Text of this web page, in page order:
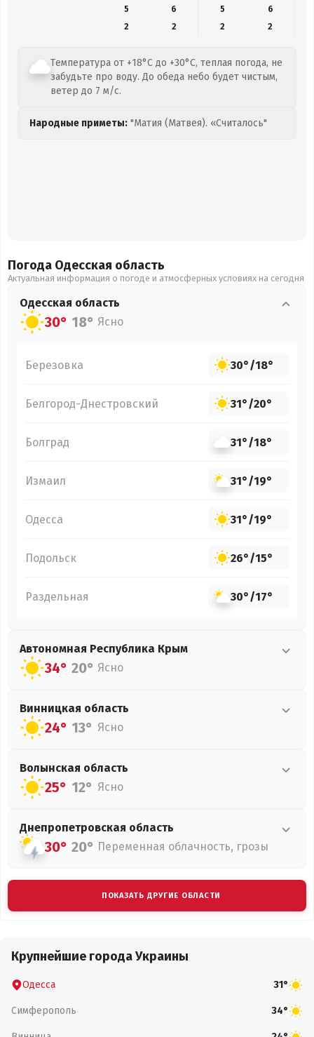
5
6 5
6
2
2 2 2
Температура от +18°C до +30°C, теплая погода, не
забудьте про воду. До обеда небо будет чистым,
ветер до 7 м/с.
Народные приметы: "Матия (Матвея). «Считалось"
Погода Одесская область
Актуальная информация о погоде и атмосферных условиях на сегодня
Одесская область
30° 18° Ясно
Березовка 30°/18°
Белгород-Днестровский 31°/20°
Болград 31°/18°
Измаил 31°/19°
Одесса 31°/19°
Подольск 26°/15°
Раздельная 30°/17°
Автономная Республика Крым
34° 20° Ясно
Винницкая область
24° 13° Ясно
Волынская область
25° 12° Ясно
Днепропетровская область
30° 20° Переменная облачность, грозы
ПОКАЗАТЬ ДРУГИЕ ОБЛАСТИ
Крупнейшие города Украины
Одесса 31°
Симферополь 34°